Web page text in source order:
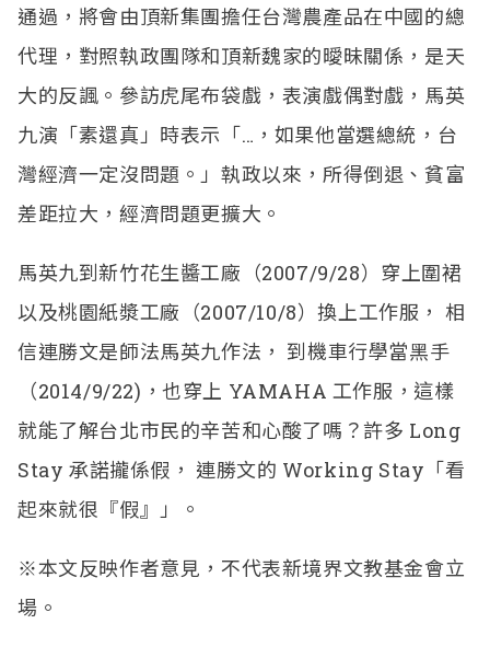
通過，將會由頂新集團擔任台灣農產品在中國的總
代理，對照執政團隊和頂新魏家的曖昧關係，是天
大的反諷。參訪虎尾布袋戲，表演戲偶對戲，馬英
九演「素還真」時表示「…，如果他當選總統，台
灣經濟一定沒問題。」執政以來，所得倒退、貧富
差距拉大，經濟問題更擴大。
馬英九到新竹花生醬工廠（2007/9/28）穿上圍裙
以及桃園紙漿工廠（2007/10/8）換上工作服， 相
信連勝文是師法馬英九作法， 到機車行學當黑手
（2014/9/22)，也穿上 YAMAHA 工作服，這樣
就能了解台北市民的辛苦和心酸了嗎？許多 Long
Stay 承諾攏係假， 連勝文的 Working Stay「看
起來就很『假』」。
※本文反映作者意見，不代表新境界文教基金會立
場。